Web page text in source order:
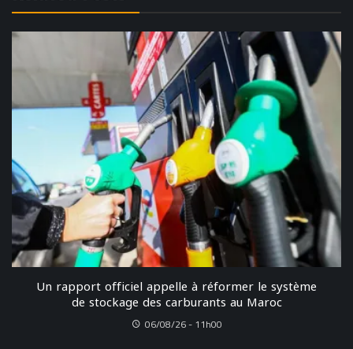
Un rapport officiel appelle à réformer le système
de stockage des carburants au Maroc
06/08/26 - 11h00